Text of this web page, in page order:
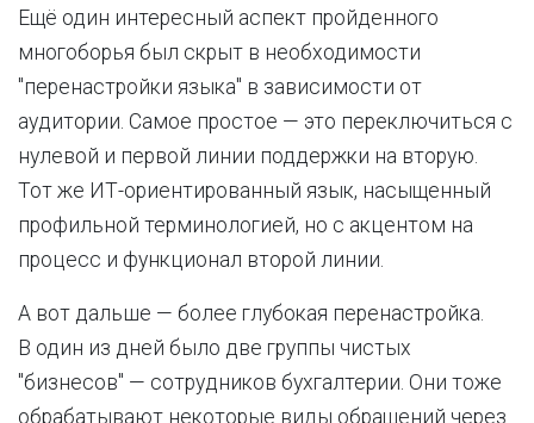
Ещё один интересный аспект пройденного
многоборья был скрыт в необходимости
"перенастройки языка" в зависимости от
аудитории. Самое простое — это переключиться с
нулевой и первой линии поддержки на вторую.
Тот же ИТ-ориентированный язык, насыщенный
профильной терминологией, но с акцентом на
процесс и функционал второй линии.
А вот дальше — более глубокая перенастройка.
В один из дней было две группы чистых
"бизнесов" — сотрудников бухгалтерии. Они тоже
обрабатывают некоторые виды обращений через